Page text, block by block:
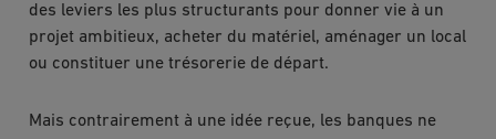
des leviers les plus structurants pour donner vie à un
projet ambitieux, acheter du matériel, aménager un local
ou constituer une trésorerie de départ.
Mais contrairement à une idée reçue, les banques ne